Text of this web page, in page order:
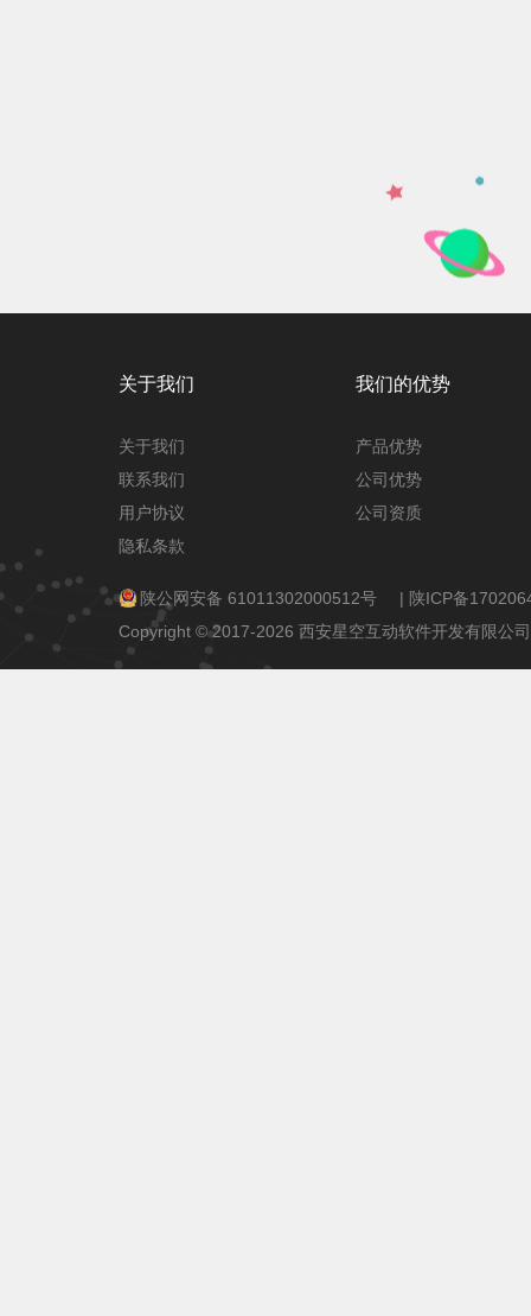
关于我们
关于我们
联系我们
用户协议
隐私条款
我们的优势
产品优势
公司优势
公司资质
陕公网安备 61011302000512号 | 陕ICP备
Copyright © 2017-2026 西安星空互动软件开发有限公